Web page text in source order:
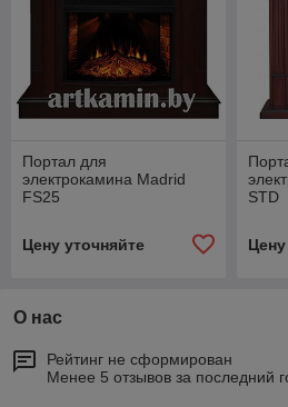
Портал для
электрокамина Madrid
FS25
Цену уточняйте
STD
О нас
Рейтинг не сформирован
Менее 5 отзывов за последний